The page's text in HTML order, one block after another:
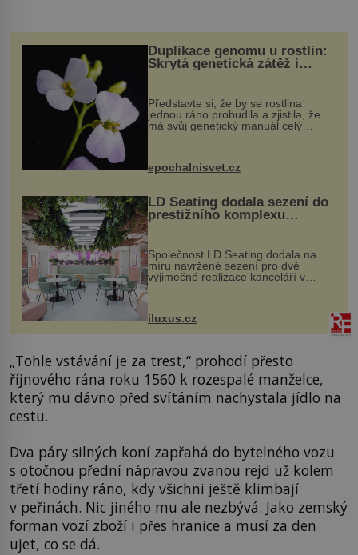
Duplikace genomu u rostlin:
Skrytá genetická zátěž i
Představte si, že by se rostlina
jednou ráno probudila a zjistila, že
má svůj genetický manuál celý
vstupenka...
epochalnisvet.cz
LD Seating dodala sezení do
prestižního komplexu
MediaCityUK v Salfordu
Společnost LD Seating dodala na
míru navržené sezení pro dvě
výjimečné realizace kanceláří v
areálu MediaCityUK v anglickém
budov Media...
iluxus.cz
„Tohle vstávání je za trest,“ prohodí přesto
říjnového rána roku 1560 k rozespalé manželce,
který mu dávno před svítáním nachystala jídlo na
cestu.
Dva páry silných koní zapřahá do bytelného vozu
s otočnou přední nápravou zvanou rejd už kolem
třetí hodiny ráno, kdy všichni ještě klimbají
v peřinách. Nic jiného mu ale nezbývá. Jako zemský
forman vozí zboží i přes hranice a musí za den
ujet, co se dá.